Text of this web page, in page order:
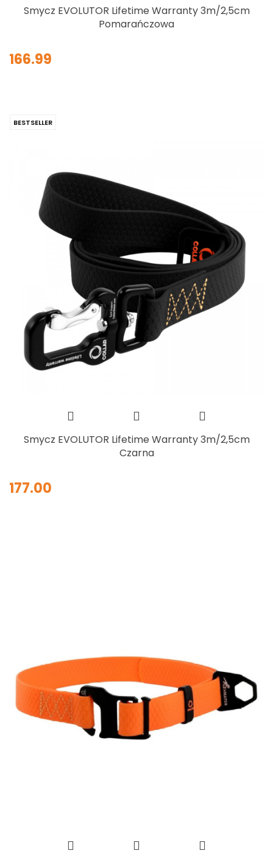
Smycz EVOLUTOR Lifetime Warranty 3m/2,5cm
Pomarańczowa
166.99
BESTSELLER
Smycz EVOLUTOR Lifetime Warranty 3m/2,5cm
Czarna
177.00